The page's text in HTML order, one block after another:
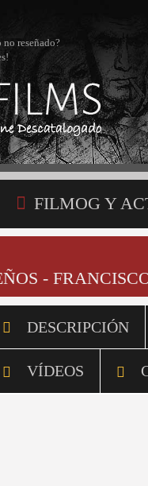
reseñado?
FILMOG Y
-
DESCRIPCIÓN
VÍDEOS